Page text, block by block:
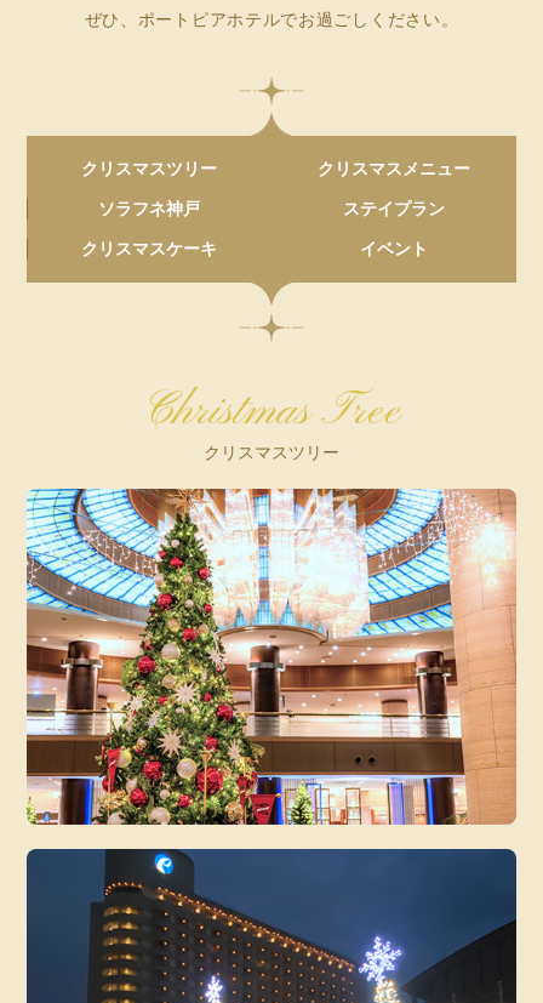
ぜひ、ポートピアホテルでお過ごしください。
クリスマスツリー クリスマスメニュー
ソラフネ神戸 ステイプラン
クリスマスケーキ イベント
Christmas Tree
クリスマスツリー